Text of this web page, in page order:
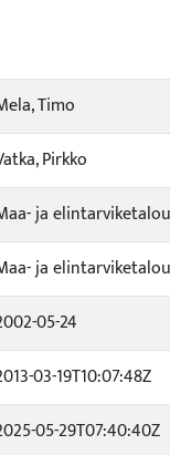
Timo
Pirkko
ja
ja
05-24
03-19T10:07:48Z
05-29T07:40:40Z